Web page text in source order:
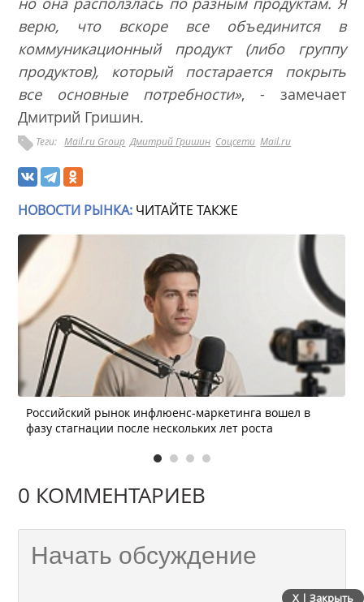
верю, что вскоре все объединится в
коммуникационный продукт (либо группу
продуктов), который постарается покрыть
все основные потребности», - замечает
Дмитрий Гришин.
Теги: Mail.ru Group Дмитрий Гришин Соцсети Mail.ru
НОВОСТИ РЫНКА: ЧИТАЙТЕ ТАКЖЕ
Российский рынок инфлюенс-маркетинга вошел в
фазу стагнации после нескольких лет роста
0 КОММЕНТАРИЕВ
X | Закрыть